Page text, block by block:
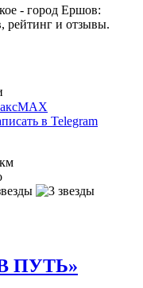
- город Ершов:
рейтинг и отзывы.
MAX
ПУТЬ»